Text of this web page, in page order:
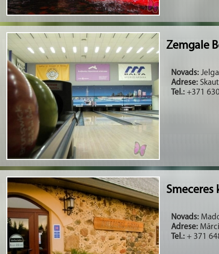
Zemgale
Novads:
Adrese:
Tel.: +371
Smeceres
Novads:
Adrese:
Tel.: + 371